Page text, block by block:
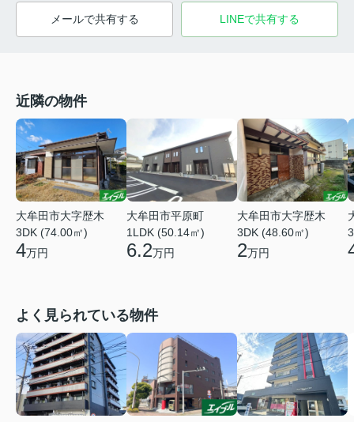
メールで共有する LINEで共有する
近隣の物件
大牟田市大字歴木
3DK (74.00㎡)
4万円
大牟田市平原町
1LDK (50.14㎡)
6.2万円
大牟田市大字歴木
3DK (48.60㎡)
2万円
よく見られている物件